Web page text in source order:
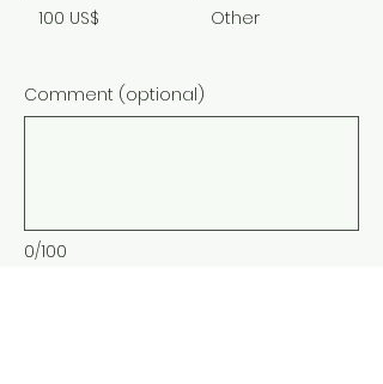
100 US$ Other
0/100
Comment (optional)